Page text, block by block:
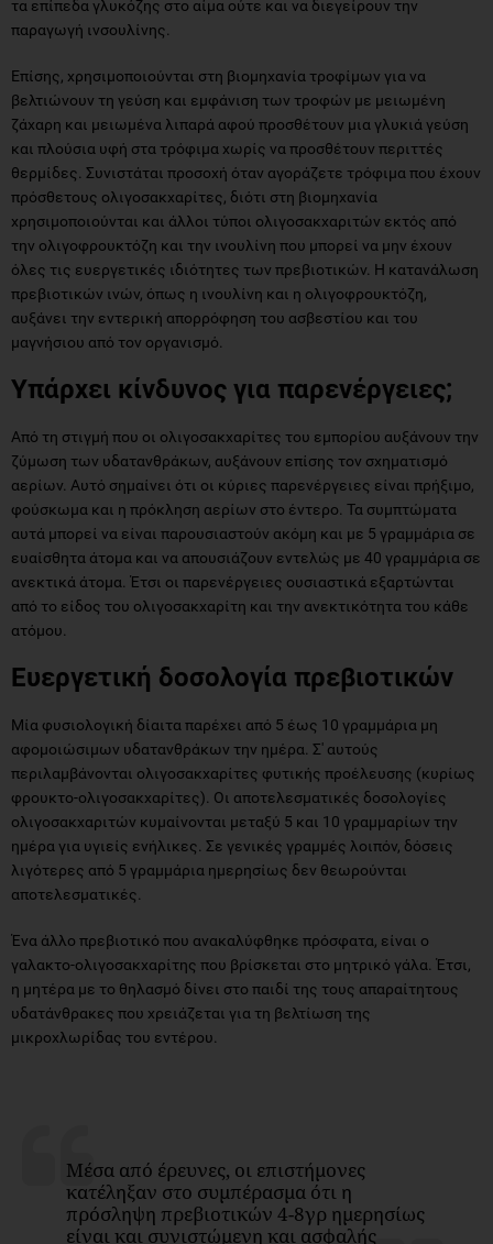
τα επίπεδα γλυκόζης στο αίμα ούτε και να διεγείρουν την
παραγωγή ινσουλίνης.
Επίσης, χρησιμοποιούνται στη βιομηχανία τροφίμων για να
βελτιώνουν τη γεύση και εμφάνιση των τροφών με μειωμένη
ζάχαρη και μειωμένα λιπαρά αφού προσθέτουν μια γλυκιά γεύση
και πλούσια υφή στα τρόφιμα χωρίς να προσθέτουν περιττές
θερμίδες. Συνιστάται προσοχή όταν αγοράζετε τρόφιμα που έχουν
πρόσθετους ολιγοσακχαρίτες, διότι στη βιομηχανία
χρησιμοποιούνται και άλλοι τύποι ολιγοσακχαριτών εκτός από
την ολιγοφρουκτόζη και την ινουλίνη που μπορεί να μην έχουν
όλες τις ευεργετικές ιδιότητες των πρεβιοτικών. Η κατανάλωση
πρεβιοτικών ινών, όπως η ινουλίνη και η ολιγοφρουκτόζη,
αυξάνει την εντερική απορρόφηση του ασβεστίου και του
μαγνήσιου από τον οργανισμό.
Υπάρχει κίνδυνος για παρενέργειες;
Από τη στιγμή που οι ολιγοσακχαρίτες του εμπορίου αυξάνουν την
ζύμωση των υδατανθράκων, αυξάνουν επίσης τον σχηματισμό
αερίων. Αυτό σημαίνει ότι οι κύριες παρενέργειες είναι πρήξιμο,
φούσκωμα και η πρόκληση αερίων στο έντερο. Τα συμπτώματα
αυτά μπορεί να είναι παρουσιαστούν ακόμη και με 5 γραμμάρια σε
ευαίσθητα άτομα και να απουσιάζουν εντελώς με 40 γραμμάρια σε
ανεκτικά άτομα. Έτσι οι παρενέργειες ουσιαστικά εξαρτώνται
από το είδος του ολιγοσακχαρίτη και την ανεκτικότητα του κάθε
ατόμου.
Ευεργετική δοσολογία πρεβιοτικών
Μία φυσιολογική δίαιτα παρέχει από 5 έως 10 γραμμάρια μη
αφομοιώσιμων υδατανθράκων την ημέρα. Σ' αυτούς
περιλαμβάνονται ολιγοσακχαρίτες φυτικής προέλευσης (κυρίως
φρουκτο-ολιγοσακχαρίτες). Οι αποτελεσματικές δοσολογίες
ολιγοσακχαριτών κυμαίνονται μεταξύ 5 και 10 γραμμαρίων την
ημέρα για υγιείς ενήλικες. Σε γενικές γραμμές λοιπόν, δόσεις
λιγότερες από 5 γραμμάρια ημερησίως δεν θεωρούνται
αποτελεσματικές.
Ένα άλλο πρεβιοτικό που ανακαλύφθηκε πρόσφατα, είναι ο
γαλακτο-ολιγοσακχαρίτης που βρίσκεται στο μητρικό γάλα. Έτσι,
η μητέρα με το θηλασμό δίνει στο παιδί της τους απαραίτητους
υδατάνθρακες που χρειάζεται για τη βελτίωση της
μικροχλωρίδας του εντέρου.
Μέσα από έρευνες, οι επιστήμονες
κατέληξαν στο συμπέρασμα ότι η
πρόσληψη πρεβιοτικών 4-8γρ ημερησίως
είναι και συνιστώμενη και ασφαλής